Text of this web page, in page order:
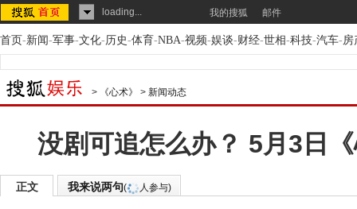
loading... 我的搜狐 邮件
首页-新闻-军事-文化-历史-体育-NBA-视频-娱谈-财经-世相-科技-汽车-房
> 《心术》 > 新闻动态
没剧可追怎么办？ 5月3日
正文 我来说两句( 人参与)